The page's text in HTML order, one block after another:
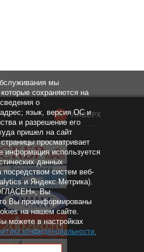
НАВЕРХ
мы
сохраняются на
о
язык, версия ОС и
и разрешение его
пришел на сайт
просматривает
информация используется
данных
посредством систем веб-
и Яндекс.Метрика).
Вы
Вы проинформированы
на нашем сайте.
можете в настройках
конфиденциальности.